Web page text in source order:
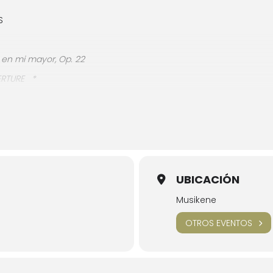
mi mayor, Op. 22
*
persona podrá recoger hasta dos invitaciones el mismo día,
UBICACIÓN
Musikene
OTROS EVENTOS